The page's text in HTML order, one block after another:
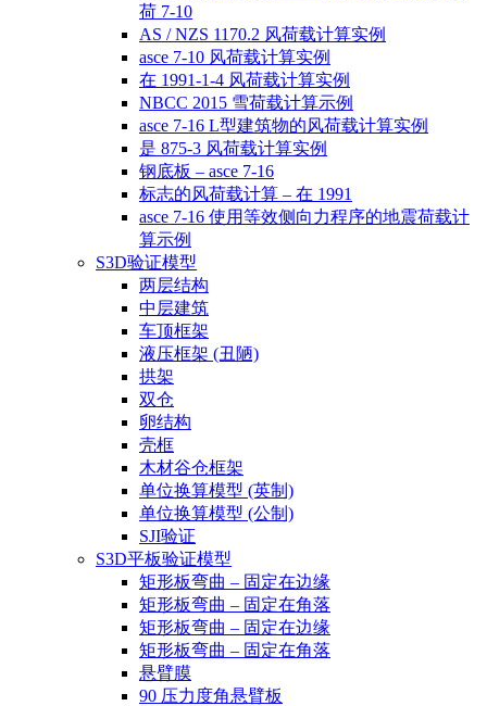
荷 7-10
AS / NZS 1170.2 风荷载计算实例
asce 7-10 风荷载计算实例
在 1991-1-4 风荷载计算实例
NBCC 2015 雪荷载计算示例
asce 7-16 L型建筑物的风荷载计算实例
是 875-3 风荷载计算实例
钢底板 – asce 7-16
标志的风荷载计算 – 在 1991
asce 7-16 使用等效侧向力程序的地震荷载计
算示例
S3D验证模型
两层结构
中层建筑
车顶框架
液压框架 (丑陋)
拱架
双仓
卵结构
壳框
木材谷仓框架
单位换算模型 (英制)
单位换算模型 (公制)
SJI验证
S3D平板验证模型
矩形板弯曲 – 固定在边缘
矩形板弯曲 – 固定在角落
矩形板弯曲 – 固定在边缘
矩形板弯曲 – 固定在角落
悬臂膜
90 压力度角悬臂板